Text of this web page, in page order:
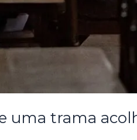
uma trama